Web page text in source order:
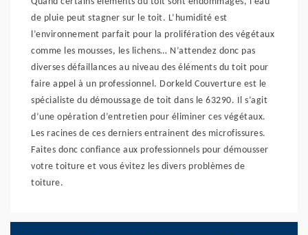
de pluie peut stagner sur le toit. L’humidité est
l’environnement parfait pour la prolifération des végétaux
comme les mousses, les lichens… N’attendez donc pas
diverses défaillances au niveau des éléments du toit pour
faire appel à un professionnel. Dorkeld Couverture est le
spécialiste du démoussage de toit dans le 63290. Il s’agit
d’une opération d’entretien pour éliminer ces végétaux.
Les racines de ces derniers entrainent des microfissures.
Faites donc confiance aux professionnels pour démousser
votre toiture et vous évitez les divers problèmes de
toiture.